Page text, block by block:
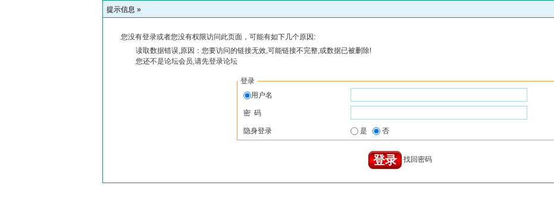
提示信息 »
您没有登录或者您没有权限访问此页面，可能有如下几个原因:
读取数据错误,原因：您要访问的链接无效,可能链接不完整,或数据已被删除!
您还不是论坛会员,请先登录论坛
登录
用户名
密 码
隐身登录 是 否
找回密码